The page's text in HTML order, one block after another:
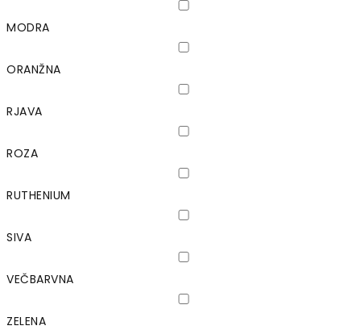
MODRA
ORANŽNA
RJAVA
ROZA
RUTHENIUM
SIVA
VEČBARVNA
ZELENA